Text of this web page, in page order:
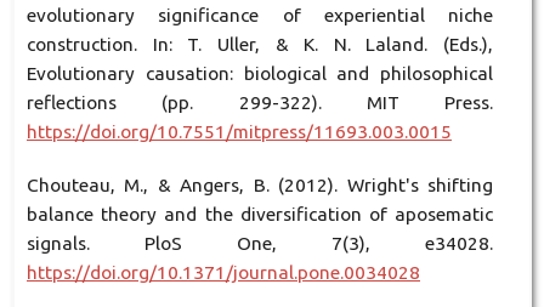
evolutionary significance of experiential niche
construction. In: T. Uller, & K. N. Laland. (Eds.),
Evolutionary causation: biological and philosophical
reflections (pp. 299-322). MIT Press.
https://doi.org/10.7551/mitpress/11693.003.0015
Chouteau, M., & Angers, B. (2012). Wright's shifting
balance theory and the diversification of aposematic
signals. PloS One, 7(3), e34028.
https://doi.org/10.1371/journal.pone.0034028